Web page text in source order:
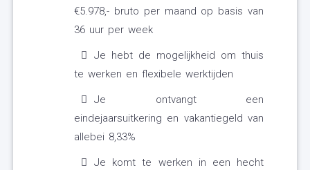
€5.978,- bruto per maand op basis van
36 uur per week
Je hebt de mogelijkheid om thuis
te werken en flexibele werktijden
Je ontvangt een
eindejaarsuitkering en vakantiegeld van
allebei 8,33%
Je komt te werken in een hecht